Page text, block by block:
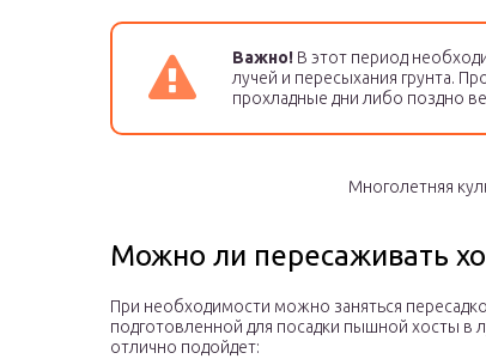
Важно! В этот период
лучей и пересыхания грунта.
прохладные дни либо поздно
Многолетняя
Можно ли пересаживать
При необходимости можно заняться
подготовленной для посадки пышной хосты в
отлично подойдет: